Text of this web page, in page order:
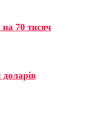
на 70 тисяч